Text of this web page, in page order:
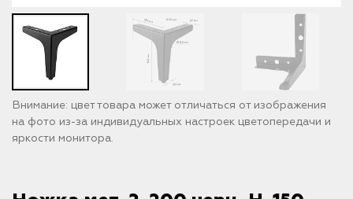
Внимание: цвет товара может отличаться от изображения
на фото из-за индивидуальных настроек цветопередачи и
яркости монитора.